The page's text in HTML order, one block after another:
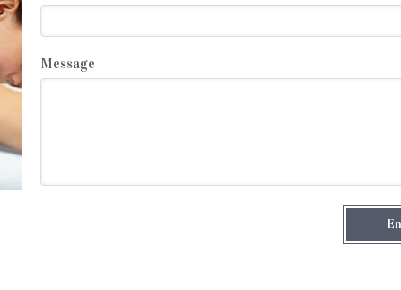
Message